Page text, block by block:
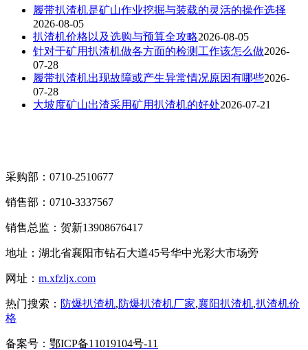
履带扒渣机是矿山作业挖掘与装载的灵活的操作选择
2026-08-05
扒渣机价格以及选购与预算全攻略2026-08-05
针对于矿用扒渣机做各方面的检测工作该怎么做2026-
07-28
履带扒渣机出现故障或产生异常情况原因有哪些2026-
07-28
大坡度矿山出渣采用矿用扒渣机的好处2026-07-21
采购部：0710-2510677
销售部：0710-3337567
销售总监：贺新13908676417
地址：湖北省襄阳市钻石大道45号华中光彩大市场旁
网址： m.xfzljx.com
热门搜索： 防爆扒渣机,防爆扒渣机厂家,襄阳扒渣机,扒渣机价
格
备案号： 鄂ICP备11019104号-11